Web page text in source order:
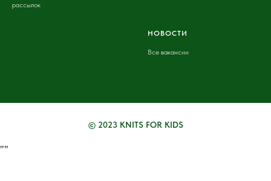
рассылок
НОВОСТИ
Все вакансии
© 2023 KNITS FOR KIDS
""